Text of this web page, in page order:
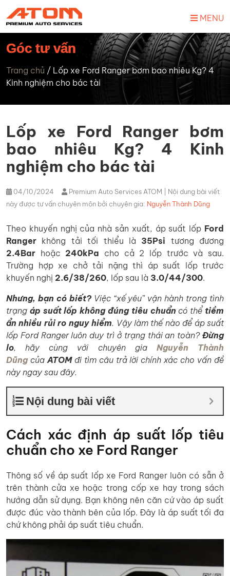
MENU
Góc tư vấn
Trang chủ / Lốp xe Ford Ranger bơm bao nhiêu Kg? 4
Kinh nghiệm cho bác tài
Lốp xe Ford Ranger bơm
bao nhiêu Kg? 4 Kinh
nghiệm cho bác tài
04/10/2024 Premium Auto Services ATOM
| Nội dung bài viết
này được tư vấn chuyên môn bởi chuyên gia: Nguyễn Thành Dũng
Theo khuyến nghị của nhà sản xuất, áp suất lốp Ford
Ranger không tải tối thiểu là 35Psi tương đương
2.4Bar hoặc 240kPa cho cả 2 lốp trước và sau.
Trường hợp xe chở tải nặng thì áp suất lốp trước
khuyến nghị 2.6/38/260, lốp sau là 3.0/44/300.
Nhưng, bạn có biết?Việc “xế yêu” vận hành trong tình
trạng áp suất lốp không đúng tiêu chuẩn có thể tiềm
ẩn nhiều rủi ro nguy hiểm. Vậy làm thế nào để áp suất
lốp Ford Ranger luôn duy trì ở trạng thái an toàn? Đừng
lo, hãy cùng với chuyên gia Nguyễn Thành
DũngcủaATOM đi tìm câu trả lời chính xác cho vấn đề
này ngay sau đây.
Nội dung bài viết
Cách xác định áp suất lốp tiêu
chuẩn cho xe Ford Ranger
Thông số về áp suất lốp xe Ford Ranger luôn có sẵn ở
trên thành cửa xe hoặc trong cốp xe hay trong sách
hướng dẫn sử dụng. Bạn không nên căn cứ vào áp suất
được đúc vào thành bên của lốp. Đây là áp suất tối đa
chứ không phải áp suất tiêu chuẩn.